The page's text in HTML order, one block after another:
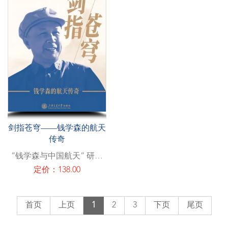
剑指苍穹——钱学森的航天
传奇
“钱学森与中国航天” 研究
组
定价：138.00
首页 上页 1 2 3 下页 尾页